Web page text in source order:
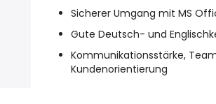
Sicherer Umgang mit MS
Gute Deutsch- und
Kommunikationsstärke,
Kundenorientierung